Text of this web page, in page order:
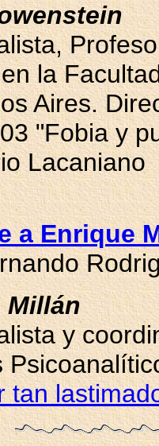
la
Aires.
"Fobia y
Lacaniano
a Enrique
Millán
y
tan